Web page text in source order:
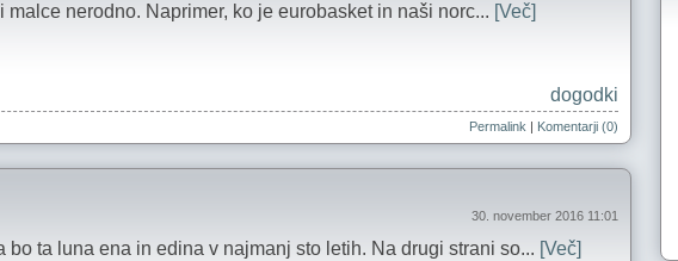
nerodno. Naprimer, ko je eurobasket in naši norc... [Več]
dogodki
Permalink | Komentarji (0)
30. november 2016 11:01
ta luna ena in edina v najmanj sto letih. Na drugi strani so... [Več]